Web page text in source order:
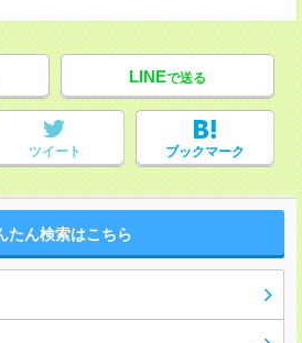
LINEで送る
ツイート ブックマーク
たん検索はこちら